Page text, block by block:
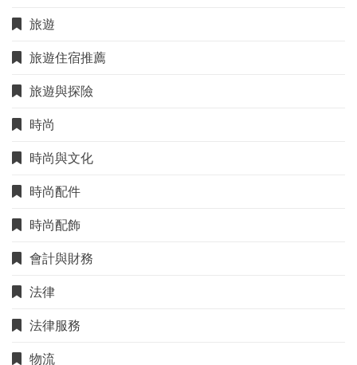
旅遊
旅遊住宿推薦
旅遊與探險
時尚
時尚與文化
時尚配件
時尚配飾
會計與財務
法律
法律服務
物流